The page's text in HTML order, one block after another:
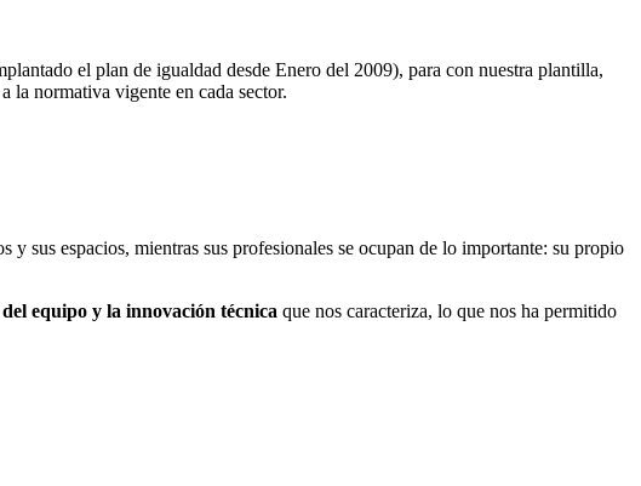
el plan de igualdad desde Enero del 2009), para con nuestra plantilla,
la normativa vigente en cada sector.
y sus espacios, mientras sus profesionales se ocupan de lo importante: su propio
equipo y la innovación técnica que nos caracteriza, lo que nos ha permitido